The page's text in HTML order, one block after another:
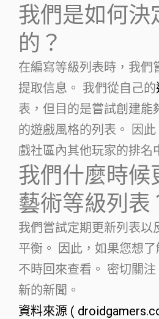
我們是如何決
的？
在編寫等級列表時，我們
提取信息。 我們從自己的
表，但目的是嘗試創建能
的遊戲風格的列表。 因
戲社區內其他玩家的排名
我們什麼時候
藝術等級列表
我們嘗試定期更新列表以
平衡。 因此，如果您想
不時回來查看。 密切關注
新的新聞。
資料來源 (